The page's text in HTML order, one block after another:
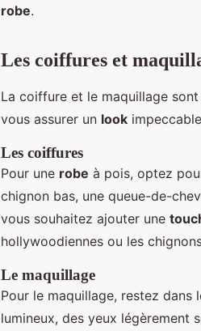
robe.
Les coiffures et
La coiffure et le maquillage
vous assurer un look
Les coiffures
Pour une robe à pois, optez
chignon bas, une queue-de-
vous souhaitez ajouter une
hollywoodiennes ou les
Le maquillage
Pour le maquillage, restez
lumineux, des yeux légèrement